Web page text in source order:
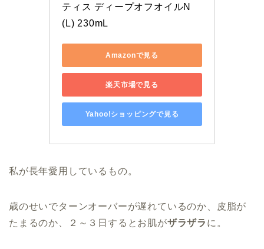
ティス ディープオフオイルN
(L) 230mL
Amazonで見る
楽天市場で見る
Yahoo!ショッピングで見る
私が長年愛用しているもの。
歳のせいでターンオーバーが遅れているのか、皮脂が
たまるのか、２～３日するとお肌がザラザラ に。